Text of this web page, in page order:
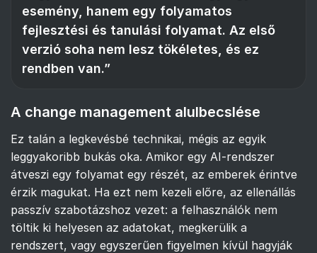
esemény, hanem egy folyamatos
fejlesztési és tanulási folyamat. Az első
verzió soha nem lesz tökéletes, és ez
rendben van.”
A change management alulbecslése
Ez talán a legkevésbé technikai, mégis az egyik
leggyakoribb bukás oka. Amikor egy AI-rendszer
átveszi egy folyamat egy részét, az emberek érintve
érzik magukat. Ha ezt nem kezeli előre, az ellenállás
passzív szabotázshoz vezet: a felhasználók nem
töltik ki helyesen az adatokat, megkerülik a
rendszert, vagy egyszerűen figyelmen kívül hagyják